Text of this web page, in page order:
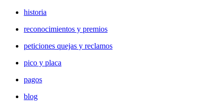
historia
reconocimientos y premios
peticiones quejas y reclamos
pico y placa
pagos
blog